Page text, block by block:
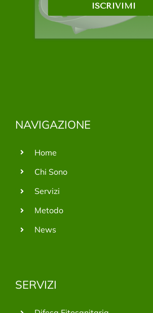
ISCRIVIMI
NAVIGAZIONE
Home
Chi Sono
Servizi
Metodo
News
SERVIZI